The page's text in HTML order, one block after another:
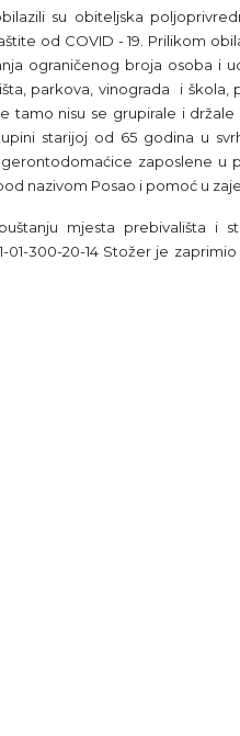
su obiteljska
od COVID - 19. Prilikom
ograničenog broja osoba i
parkova, vinograda i škola,
tamo nisu se grupirale i držale
starijoj od 65 godina u
zaposlene u
nazivom Posao i pomoć u
mjesta prebivališta i
01-300-20-14 Stožer je